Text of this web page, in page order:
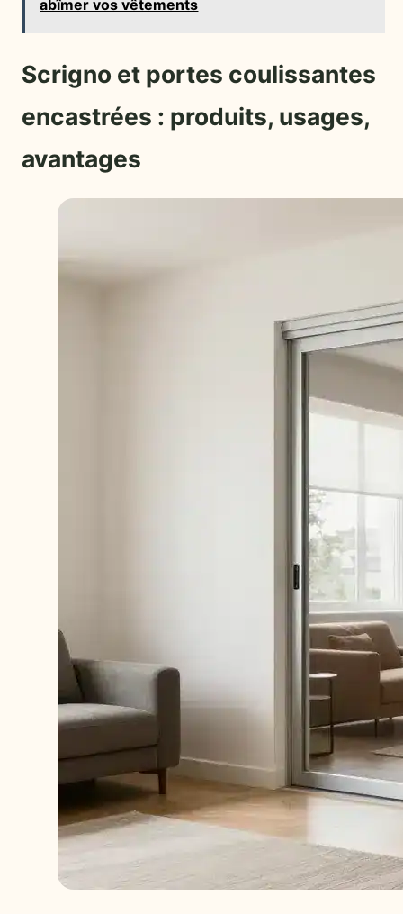
abîmer vos vêtements
Scrigno et portes coulissantes
encastrées : produits, usages,
avantages